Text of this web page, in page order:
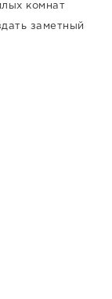
комнат
заметный